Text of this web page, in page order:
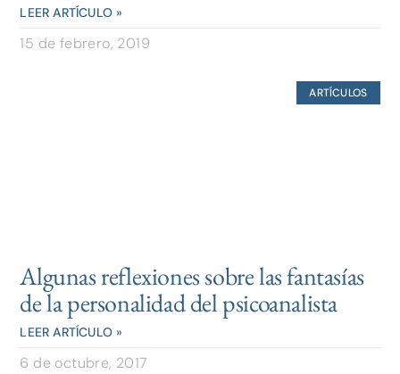
LEER ARTÍCULO »
15 de febrero, 2019
ARTÍCULOS
Algunas reflexiones sobre las fantasías
de la personalidad del psicoanalista
LEER ARTÍCULO »
6 de octubre, 2017